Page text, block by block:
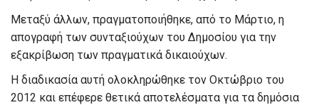
Μεταξύ άλλων, πραγματοποιήθηκε, από το Μάρτιο, η
απογραφή των συνταξιούχων του Δημοσίου για την
εξακρίβωση των πραγματικά δικαιούχων.
Η διαδικασία αυτή ολοκληρώθηκε τον Οκτώβριο του
2012 και επέφερε θετικά αποτελέσματα για τα δημόσια